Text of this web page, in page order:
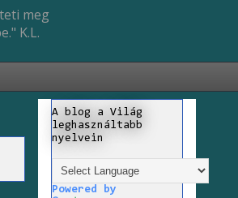
meg
K.L.
A blog a Világ
leghasználtabb
nyelvein
Powered by